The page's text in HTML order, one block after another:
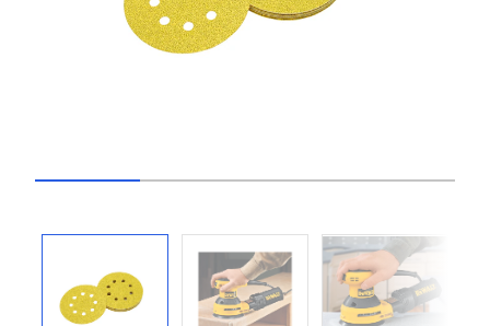
Previous